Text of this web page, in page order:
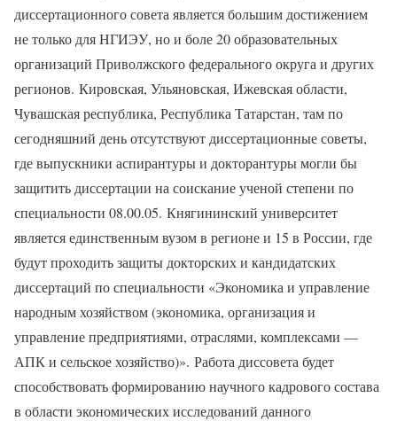
диссертационного совета является большим достижением
не только для НГИЭУ, но и боле 20 образовательных
организаций Приволжского федерального округа и других
регионов. Кировская, Ульяновская, Ижевская области,
Чувашская республика, Республика Татарстан, там по
сегодняшний день отсутствуют диссертационные советы,
где выпускники аспирантуры и докторантуры могли бы
защитить диссертации на соискание ученой степени по
специальности 08.00.05. Княгининский университет
является единственным вузом в регионе и 15 в России, где
будут проходить защиты докторских и кандидатских
диссертаций по специальности «Экономика и управление
народным хозяйством (экономика, организация и
управление предприятиями, отраслями, комплексами —
АПК и сельское хозяйство)». Работа диссовета будет
способствовать формированию научного кадрового состава
в области экономических исследований данного